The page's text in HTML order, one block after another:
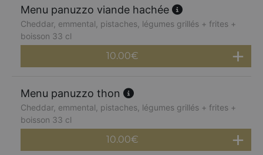
Menu panuzzo viande hachée
Cheddar, emmental, pistaches, légumes grillés + frites +
boisson 33 cl
10.00€
Menu panuzzo thon
Cheddar, emmental, pistaches, légumes grillés + frites +
boisson 33 cl
10.00€